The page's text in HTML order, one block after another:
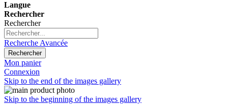
Langue
Rechercher
Rechercher
Recherche Avancée
Rechercher
Mon panier
Connexion
Skip to the end of the images gallery
Skip to the beginning of the images gallery